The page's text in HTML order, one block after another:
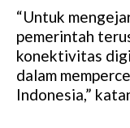
“Untuk
pemerintah
konektivitas
dalam
Indonesia,”